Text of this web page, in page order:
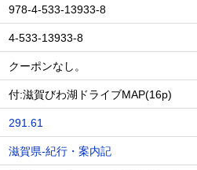
978-4-533-13933-8
4-533-13933-8
クーポンなし。
付:滋賀びわ湖ドライブMAP(16p)
291.61
滋賀県-紀行・案内記